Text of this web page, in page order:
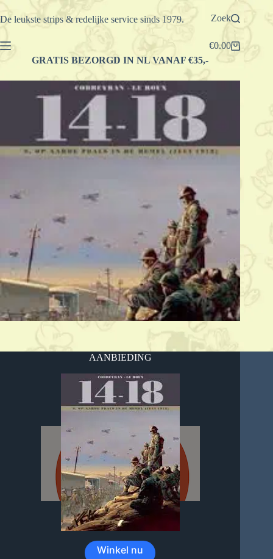
Ga
naar
De leukste strips & redelijke service sinds 1979. Zoek
Winkelwagen
€0.00
GRATIS BEZORGD IN NL VANAF €35,-
AANBIEDING
Winkel nu